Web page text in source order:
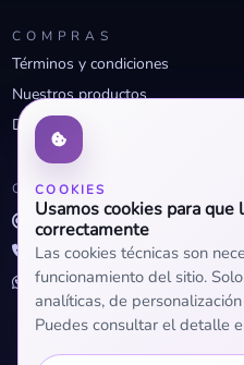
COOKIES
Usamos cookies para que
correctamente
Las cookies técnicas son
funcionamiento del sitio.
analíticas, de
Puedes consultar el detalle
COMPRAS
Términos y condiciones
Nuestros productos
Descuentos profesionales
CONTACTO
info@openclima.com
919 32 73 23
+34 623 56 04 93 (WhatsApp)